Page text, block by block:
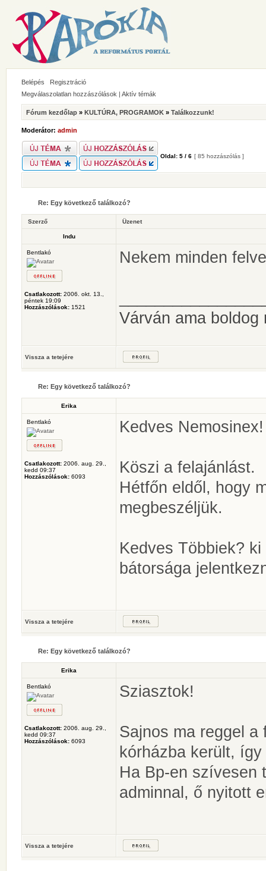
Belépés
Regisztráció
Megválaszolatlan hozzászólások | Aktív témák
Fórum kezdőlap » KULTÚRA, PROGRAMOK » Találkozzunk!
Moderátor: admin
Oldal: 5 / 6 [ 85 hozzászólás ]
Re: Egy következő találkozó?
Szerző Üzenet
Indu
Bentlakó
Csatlakozott: 2006. okt. 13.,
péntek 19:09
Hozzászólások: 1521
Nekem minden
Várván ama boldog
Vissza a tetejére
Re: Egy következő találkozó?
Erika
Bentlakó
Csatlakozott: 2006. aug. 29.,
kedd 09:37
Hozzászólások: 6093
Kedves Nemosinex!
Köszi a felajánlást.
Hétfőn eldől, hogy
megbeszéljük.
Kedves Többiek?
bátorsága
Vissza a tetejére
Re: Egy következő találkozó?
Erika
Bentlakó
Csatlakozott: 2006. aug. 29.,
kedd 09:37
Hozzászólások: 6093
Sziasztok!
Sajnos ma reggel a
kórházba került,
Ha Bp-en szívesen
adminnal, ő nyitott
Vissza a tetejére